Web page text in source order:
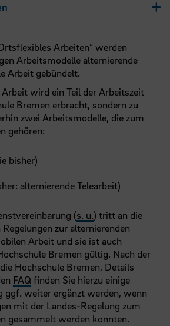
Arbeiten“ werden
Arbeitsmodelle alternierende
Arbeit gebündelt.
wird ein Teil der Arbeitszeit
Bremen erbracht, sondern zu
zwei Arbeitsmodelle, die zum
gehören:
bisher)
alternierende Telearbeit)
(s. u.) tritt an die
zur alternierenden
Arbeit und sie ist auch
Bremen gültig. Nach der
Hochschule Bremen, Details
FAQ finden Sie hierzu einige
ggf. weiter ergänzt werden, wenn
mit der Landes-Regelung zum
gesammelt werden konnten.